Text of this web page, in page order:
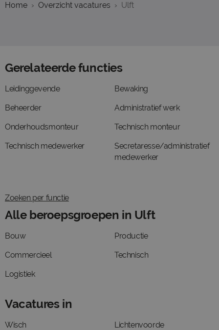
Home Overzicht vacatures Ulft
Gerelateerde functies
Leidinggevende
Beheerder
Onderhoudsmonteur
Technisch medewerker
Bewaking
Administratief werk
Technisch monteur
Secretaresse/administratief
medewerker
Zoeken per functie
Alle beroepsgroepen in Ulft
Bouw
Commercieel
Logistiek
Productie
Technisch
Vacatures in
Wisch Lichtenvoorde